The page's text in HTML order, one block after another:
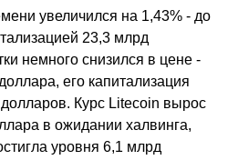
увеличился на 1,43% - до
23,3 млрд
немного снизился в цене -
его капитализация
Курс Litecoin вырос
в ожидании халвинга,
уровня 6,1 млрд